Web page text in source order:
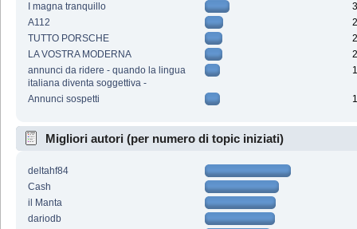
I magna tranquillo
A112
TUTTO PORSCHE
LA VOSTRA MODERNA
annunci da ridere - quando la lingua
italiana diventa soggettiva -
Annunci sospetti
Migliori autori (per numero di topic iniziati)
deltahf84
Cash
il Manta
dariodb